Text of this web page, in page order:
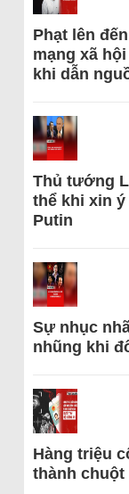
Phạt lên
mạng xã
khi dẫn
Thủ tướng
thể khi xin
Putin
Sự nhục
nhũng khi
Hàng triệu
thành chuột